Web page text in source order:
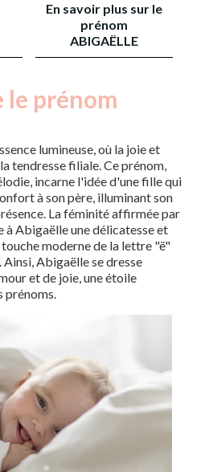
En savoir plus sur le
prénom
ABIGAËLLE
le prénom
lumineuse, où la joie et
tendresse filiale. Ce prénom,
incarne l'idée d'une fille qui
à son père, illuminant son
La féminité affirmée par
Abigaëlle une délicatesse et
moderne de la lettre "ë"
Abigaëlle se dresse
et de joie, une étoile
prénoms.